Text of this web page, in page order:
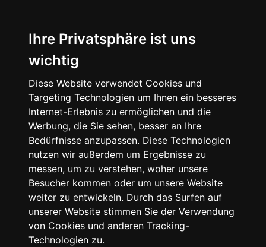
Ihre Privatsphäre ist uns
wichtig
Diese Website verwendet Cookies und
Targeting Technologien um Ihnen ein besseres
Internet-Erlebnis zu ermöglichen und die
Werbung, die Sie sehen, besser an Ihre
Bedürfnisse anzupassen. Diese Technologien
nutzen wir außerdem um Ergebnisse zu
messen, um zu verstehen, woher unsere
Besucher kommen oder um unsere Website
weiter zu entwickeln. Durch das Surfen auf
unserer Website stimmen Sie der Verwendung
von Cookies und anderen Tracking-
Technologien zu.